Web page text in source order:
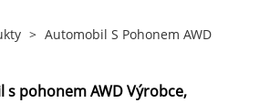
> Automobil S Pohonem AWD
pohonem AWD Výrobce,